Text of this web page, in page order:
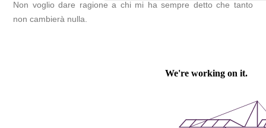
Non voglio dare ragione a chi mi ha sempre detto che tanto
non cambierà nulla.